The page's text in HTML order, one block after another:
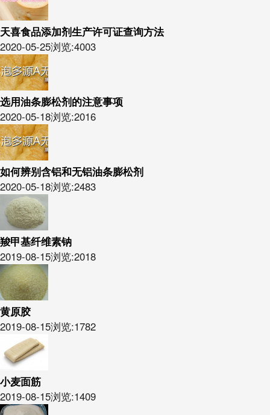
天喜食品添加剂生产许可证查询方法
2020-05-25浏览:4003
选用油条膨松剂的注意事项
2020-05-18浏览:2016
如何辨别含铝和无铝油条膨松剂
2020-05-18浏览:2483
羧甲基纤维素钠
2019-08-15浏览:2018
黄原胶
2019-08-15浏览:1782
小麦面筋
2019-08-15浏览:1409